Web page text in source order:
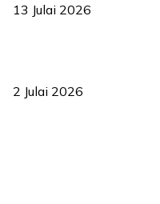
13 Julai 2026
2 Julai 2026